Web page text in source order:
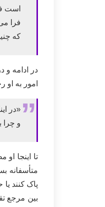
است
فرا
که
در ادامه و
امور به او
«در
و چرا
تا اینجا
متأسفانه